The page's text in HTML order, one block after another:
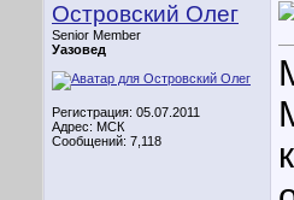
Островский Олег
Senior Member
Уазовед
Регистрация: 05.07.2011
Адрес: МСК
Сообщений: 7,118